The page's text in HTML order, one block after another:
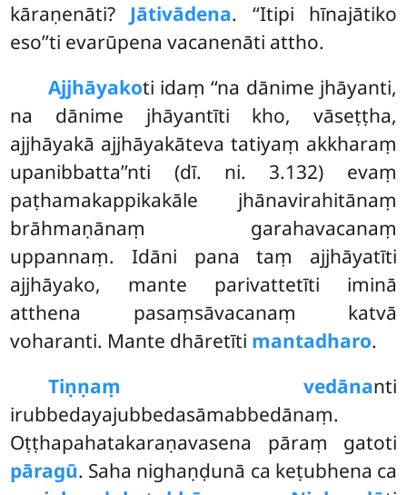
kāraṇenāti? Jātivādena. ‘‘Itipi hīnajātiko
eso’’ti evarūpena vacanenāti attho.
Ajjhāyakoti idaṃ ‘‘na dānime jhāyanti,
na dānime jhāyantīti kho, vāseṭṭha,
ajjhāyakā ajjhāyakāteva tatiyaṃ akkharaṃ
upanibbatta’’nti (dī. ni. 3.132) evaṃ
paṭhamakappikakāle jhānavirahitānaṃ
brāhmaṇānaṃ garahavacanaṃ
uppannaṃ. Idāni pana taṃ ajjhāyatīti
ajjhāyako, mante parivattetīti iminā
atthena pasaṃsāvacanaṃ katvā
voharanti. Mante dhāretīti mantadharo.
Tiṇṇaṃ vedānanti
irubbedayajubbedasāmabbedānaṃ.
Oṭṭhapahatakaraṇavasena pāraṃ gatoti
pāragū. Saha nighaṇḍunā ca keṭubhena ca